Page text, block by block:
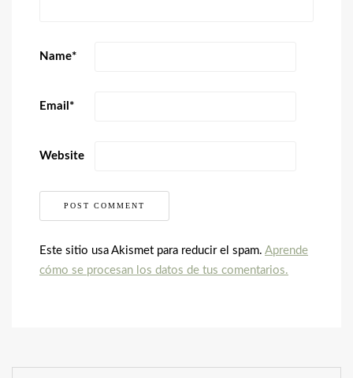
Name*
Email *
Website
Este sitio usa Akismet para reducir el spam. Aprende
cómo se procesan los datos de tus comentarios.